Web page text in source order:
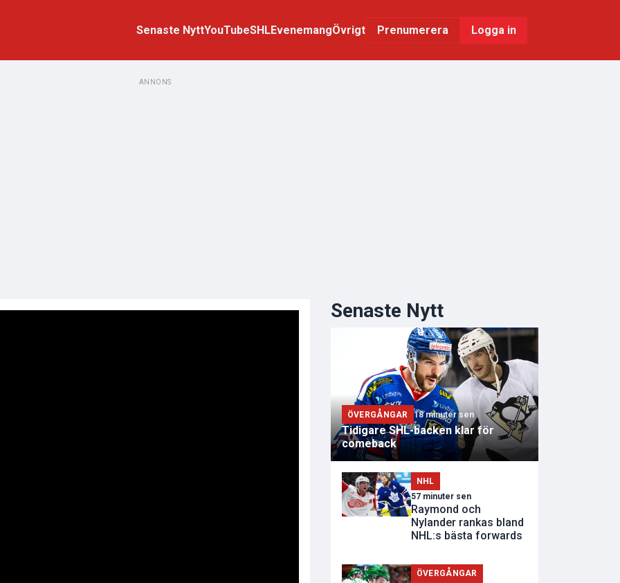
Senaste NyttYouTubeSHLEvenemangÖvrigt Prenumerera Logga in
ANNONS
Senaste Nytt
ÖVERGÅNGAR 18 minuter sen
Tidigare SHL-backen klar för
comeback
NHL
57 minuter sen
Raymond och
Nylander rankas bland
NHL:s bästa forwards
ÖVERGÅNGAR